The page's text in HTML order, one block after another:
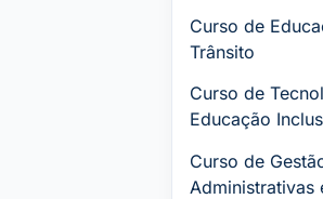
Curso de
Trânsito
Curso de
Educação
Curso de
Administrativas